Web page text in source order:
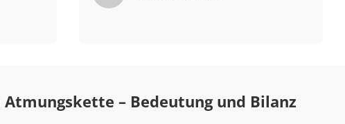
Atmungskette – Bedeutung und Bilanz